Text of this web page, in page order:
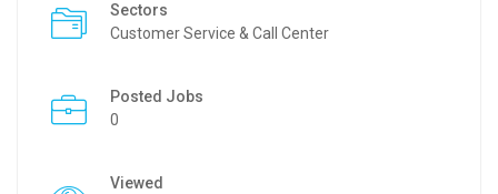
Sectors
Customer Service & Call Center
Posted Jobs
0
Viewed